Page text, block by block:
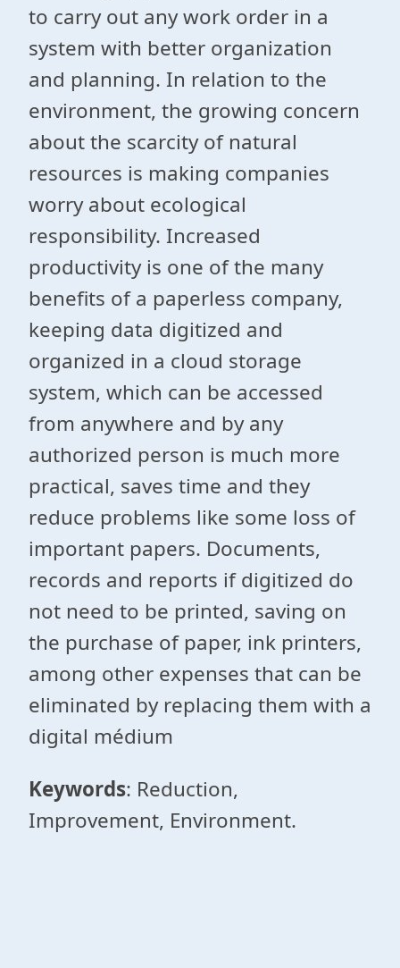
to carry out any work order in a
system with better organization
and planning. In relation to the
environment, the growing concern
about the scarcity of natural
resources is making companies
worry about ecological
responsibility. Increased
productivity is one of the many
benefits of a paperless company,
keeping data digitized and
organized in a cloud storage
system, which can be accessed
from anywhere and by any
authorized person is much more
practical, saves time and they
reduce problems like some loss of
important papers. Documents,
records and reports if digitized do
not need to be printed, saving on
the purchase of paper, ink printers,
among other expenses that can be
eliminated by replacing them with a
digital médium
Keywords: Reduction,
Improvement, Environment.